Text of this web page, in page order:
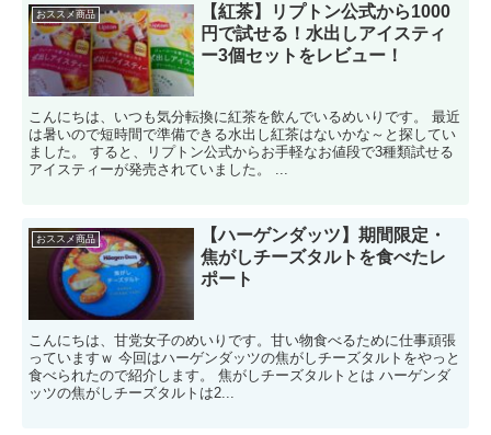
おススメ商品
【紅茶】リプトン公式から1000
円で試せる！水出しアイスティ
ー3個セットをレビュー！
こんにちは、いつも気分転換に紅茶を飲んでいるめいりです。 最近
は暑いので短時間で準備できる水出し紅茶はないかな～と探してい
ました。 すると、リプトン公式からお手軽なお値段で3種類試せる
アイスティーが発売されていました。 ...
おススメ商品
【ハーゲンダッツ】期間限定・
焦がしチーズタルトを食べたレ
ポート
こんにちは、甘党女子のめいりです。甘い物食べるために仕事頑張
っていますｗ 今回はハーゲンダッツの焦がしチーズタルトをやっと
食べられたので紹介します。 焦がしチーズタルトとは ハーゲンダ
ッツの焦がしチーズタルトは2...